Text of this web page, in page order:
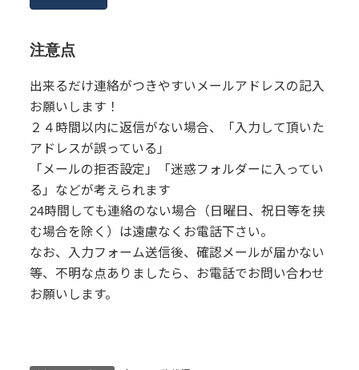
注意点
出来るだけ連絡がつきやすいメールアドレスの記入
お願いします！
２４時間以内に返信がない場合、「入力して頂いた
アドレスが誤っている」
「メールの拒否設定」「迷惑フォルダーに入ってい
る」などが考えられます
24時間しても連絡のない場合（日曜日、祝日等を挟
む場合を除く）は遠慮なくお電話下さい。
なお、入力フォーム送信後、確認メールが届かない
等、不明な点ありましたら、お電話でお問い合わせ
お願いします。